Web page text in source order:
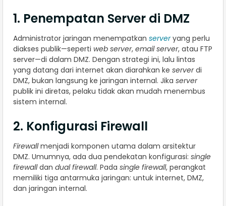
1. Penempatan Server di DMZ
Administrator jaringan menempatkan serveryang perlu
diakses publik—seperti web server, email server, atau FTP
server—di dalam DMZ. Dengan strategi ini, lalu lintas
yang datang dari internet akan diarahkan ke serverdi
DMZ, bukan langsung ke jaringan internal. Jika server
publik ini diretas, pelaku tidak akan mudah menembus
sistem internal.
2. Konfigurasi Firewall
Firewallmenjadi komponen utama dalam arsitektur
DMZ. Umumnya, ada dua pendekatan konfigurasi: single
firewalldan dual firewall. Pada single firewall, perangkat
memiliki tiga antarmuka jaringan: untuk internet, DMZ,
dan jaringan internal.